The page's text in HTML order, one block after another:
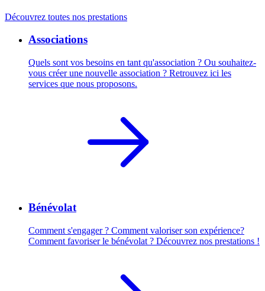
Découvrez toutes nos prestations
Associations
Quels sont vos besoins en tant qu'association ? Ou souhaitez-
vous créer une nouvelle association ? Retrouvez ici les
services que nous proposons.
Bénévolat
Comment s'engager ? Comment valoriser son expérience?
Comment favoriser le bénévolat ? Découvrez nos prestations !